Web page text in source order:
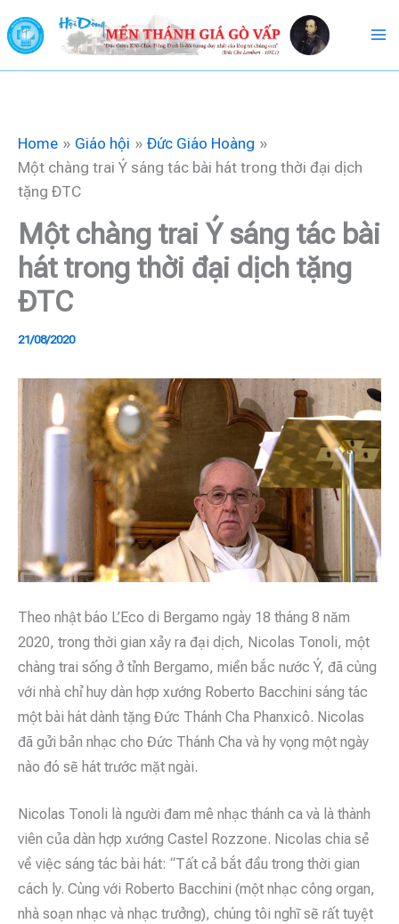
to
content
Home Giáo hội
Đức Giáo Hoàng
Một chàng trai Ý sáng tác bài hát trong thời đại dịch
tặng ĐTC
Một chàng trai Ý sáng tác bài
hát trong thời đại dịch tặng
ĐTC
21/08/2020
Theo nhật báo L’Eco di Bergamo ngày 18 tháng 8 năm
2020, trong thời gian xảy ra đại dịch, Nicolas Tonoli, một
chàng trai sống ở tỉnh Bergamo, miền bắc nước Ý, đã cùng
với nhà chỉ huy dàn hợp xướng Roberto Bacchini sáng tác
một bài hát dành tặng Đức Thánh Cha Phanxicô. Nicolas
đã gửi bản nhạc cho Đức Thánh Cha và hy vọng một ngày
nào đó sẽ hát trước mặt ngài.
Nicolas Tonoli là người đam mê nhạc thánh ca và là thành
viên của dàn hợp xướng Castel Rozzone. Nicolas chia sẻ
về việc sáng tác bài hát: “Tất cả bắt đầu trong thời gian
cách ly. Cùng với Roberto Bacchini (một nhạc công organ,
nhà soạn nhạc và nhạc trưởng), chúng tôi nghĩ sẽ rất tuyệt